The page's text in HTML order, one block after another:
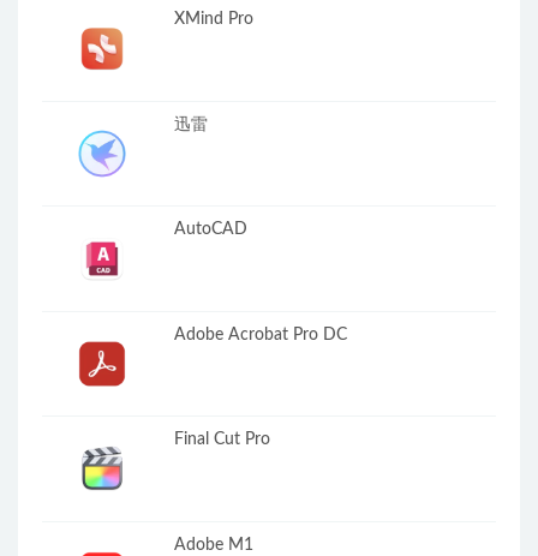
XMind Pro
迅雷
AutoCAD
Adobe Acrobat Pro DC
Final Cut Pro
Adobe M1